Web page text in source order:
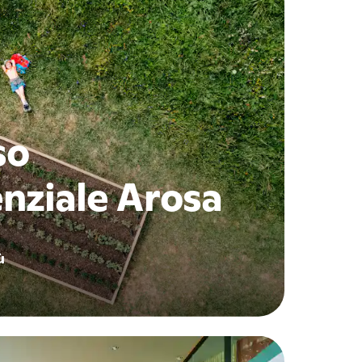
Arosa